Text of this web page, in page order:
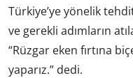
Türkiye’ye yönelik
ve gerekli adımların
“Rüzgar eken fırtına
yaparız.” dedi.